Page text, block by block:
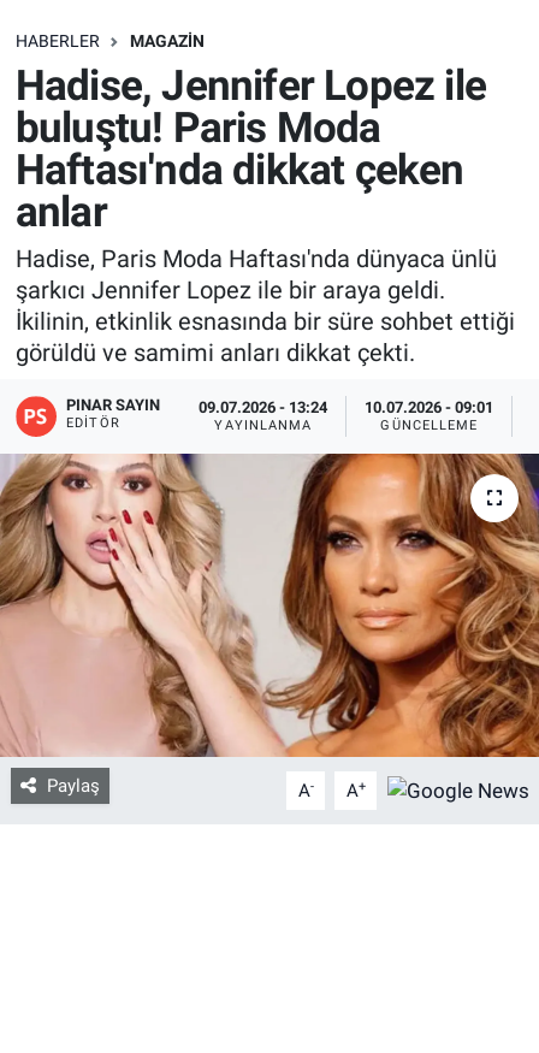
HABERLER MAGAZIN
Hadise, Jennifer Lopez ile
buluştu! Paris Moda
Haftası'nda dikkat çeken
anlar
Hadise, Paris Moda Haftası'nda dünyaca ünlü
şarkıcı Jennifer Lopez ile bir araya geldi.
İkilinin, etkinlik esnasında bir süre sohbet ettiği
görüldü ve samimi anları dikkat çekti.
PINAR SAYIN
EDITÖR
09.07.2026 - 13:24
YAYINLANMA
10.07.2026 - 09:01
GÜNCELLEME
Paylaş A- A+
SAĞLIK
EKONOMİ
EĞİTİM
ÖZEL HABER
Keşfet
ASTROLOJİ
MANŞET
RESMİ İLANLAR
İLAN
Bize ulaşın
İletişim/Künye
Gözden Kaçmasın